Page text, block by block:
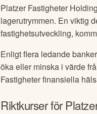
Platzer Fastigheter
lagerutrymmen. En viktig
fastighetsutveckling,
Enligt flera ledande
öka eller minska i värde
Fastigheterfinansiella
Riktkurser för